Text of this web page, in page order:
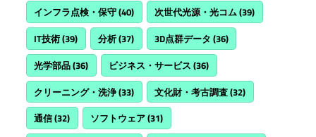
インフラ点検・保守(40) 次世代光源・光コム(39)
IT技術(39) 分析(37) 3D点群データ (36)
光学部品(36) ビジネス・サービス (36)
クリーニング・洗浄(33) 文化財・考古調査(32)
通信(32) ソフトウェア(31)